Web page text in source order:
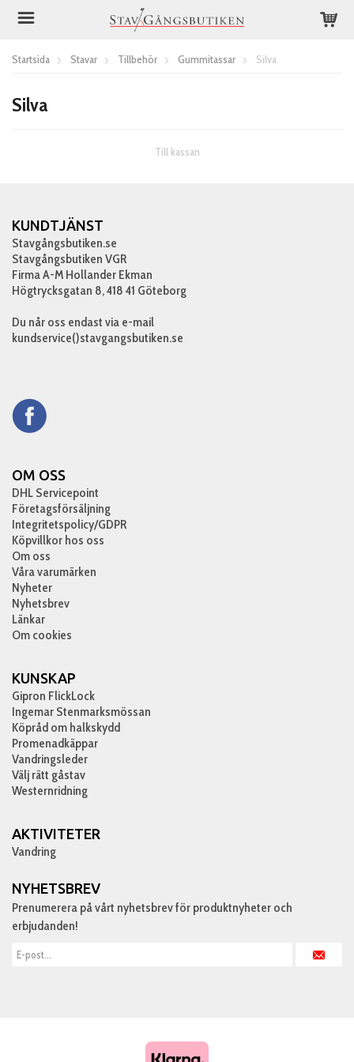
Startsida Stavar Tillbehör Gummitassar Silva
Silva
Till kassan
KUNDTJÄNST
Stavgångsbutiken.se
Stavgångsbutiken VGR
Firma A-M Hollander Ekman
Högtrycksgatan 8, 418 41 Göteborg
Du når oss endast via e-mail
kundservice()stavgangsbutiken.se
OM OSS
DHL Servicepoint
Företagsförsäljning
Integritetspolicy/GDPR
Köpvillkor hos oss
Om oss
Våra varumärken
Nyheter
Nyhetsbrev
Länkar
Om cookies
KUNSKAP
Gipron FlickLock
Ingemar Stenmarksmössan
Köpråd om halkskydd
Promenadkäppar
Vandringsleder
Välj rätt gåstav
Westernridning
AKTIVITETER
Vandring
NYHETSBREV
Prenumerera på vårt nyhetsbrev för produktnyheter och
erbjudanden!